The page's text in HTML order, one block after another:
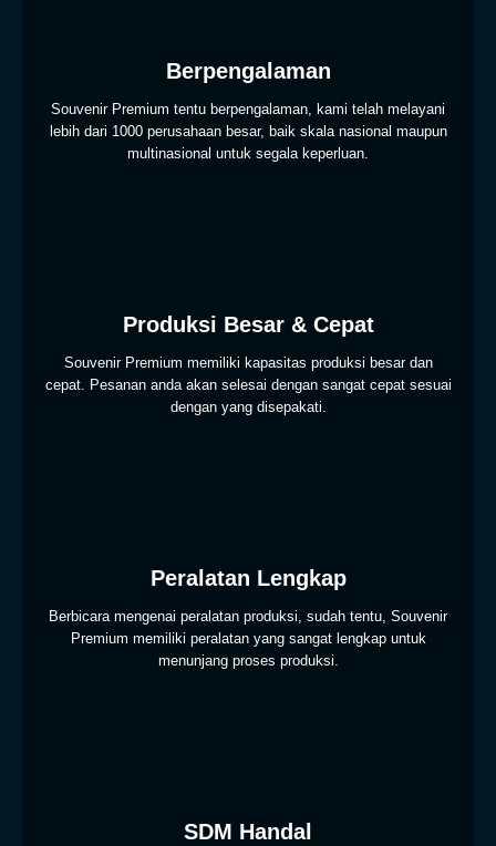
Berpengalaman
Souvenir Premium tentu berpengalaman, kami telah melayani
lebih dari 1000 perusahaan besar, baik skala nasional maupun
multinasional untuk segala keperluan.
Produksi Besar & Cepat
Souvenir Premium memiliki kapasitas produksi besar dan
cepat. Pesanan anda akan selesai dengan sangat cepat sesuai
dengan yang disepakati.
Peralatan Lengkap
Berbicara mengenai peralatan produksi, sudah tentu, Souvenir
Premium memiliki peralatan yang sangat lengkap untuk
menunjang proses produksi.
SDM Handal